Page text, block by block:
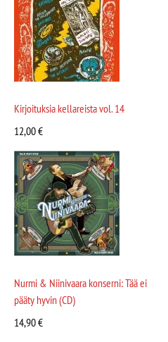
Kirjoituksia kellareista vol. 14
12,00€
Nurmi & Niinivaara konserni: Tää ei
pääty hyvin (CD)
14,90€